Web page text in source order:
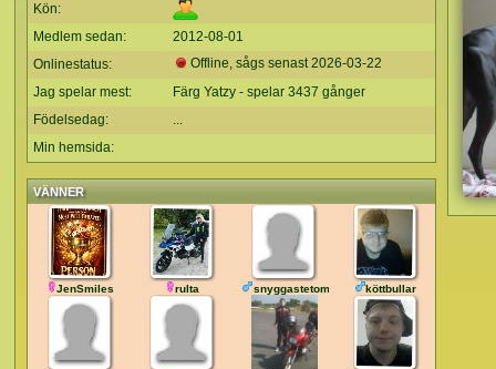
Kön:
Medlem sedan:
2012-08-01
Onlinestatus:
Offline, sågs senast2026-03-22
Jag spelar mest:
Färg Yatzy - spelar 3437 gånger
Födelsedag:
...
Min hemsida:
VÄNNER
JenSmiles rulta snyggastetompa46 köttbullar